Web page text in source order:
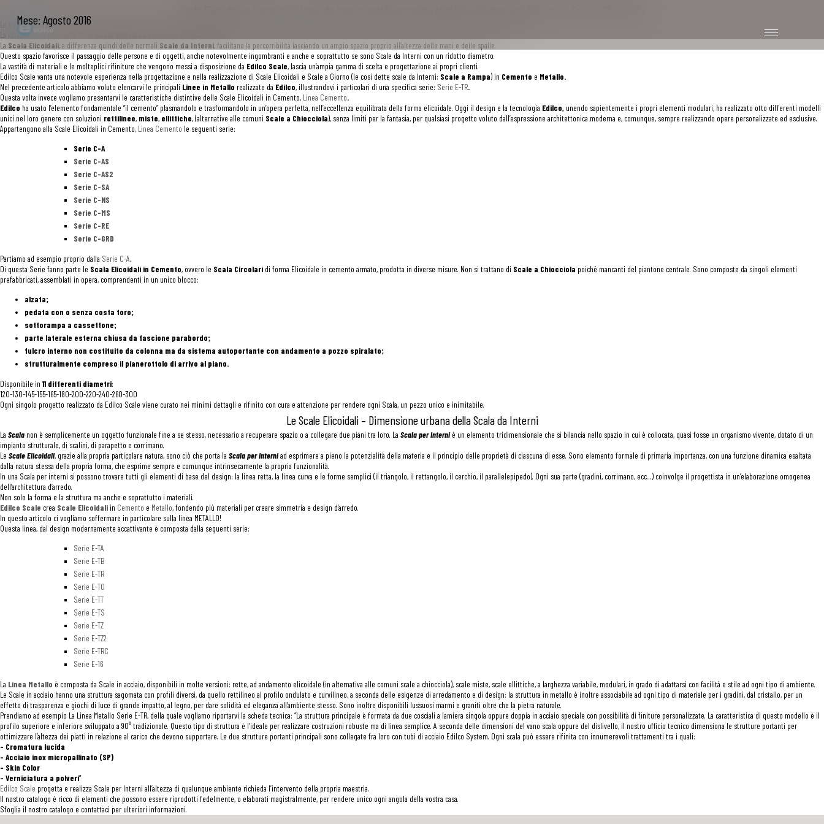
Mese: Agosto 2016
Scala Elicoidaleè nata inizialmente per recuperare spazio, ma la l’elegante e sinuosa forma a spirale, l’ha resa l’elemento decorativo per eccellenza per ambienti domestici e non.
La caratteristica principale delle
La Scala Elicoidali, a differenza quindi delle normali Scale da Interni, facilitano la percorribilità lasciando un ampio spazio proprio all’altezza delle mani e delle spalle.
Questo spazio favorisce il passaggio delle persone e di oggetti, anche notevolmente ingombranti e anche e soprattutto se sono Scale da Interni con un ridotto diametro.
La vastità di materiali e le molteplici rifiniture che vengono messi a disposizione da Edilco Scale, lascia un’ampia gamma di scelta e progettazione ai propri clienti.
Edilco Scale vanta una notevole esperienza nella progettazione e nella realizzazione di Scale Elicoidali e Scale a Giorno (le cosi dette scale da Interni: Scale a Rampa) in Cemento e Metallo.
Nel precedente articolo abbiamo voluto elencarvi le principali Linee in Metallo realizzate da Edilco, illustrandovi i particolari di una specifica serie: Serie E-TR.
Questa volta invece vogliamo presentarvi le caratteristiche distintive delle Scale Elicoidali in Cemento, Linea Cemento.
Edilco ha usato l’elemento fondamentale “il cemento” plasmandolo e trasformandolo in un’opera perfetta, nell’eccellenza equilibrata della forma elicoidale. Oggi il design e la tecnologia Edilco, unendo sapientemente i propri elementi modulari, ha realizzato otto differenti modelli
unici nel loro genere con soluzioni rettilinee, miste, ellittiche, (alternative alle comuni Scale a Chiocciola), senza limiti per la fantasia, per qualsiasi progetto voluto dall’espressione architettonica moderna e, comunque, sempre realizzando opere personalizzate ed esclusive.
Appartengono alla Scale Elicoidali in Cemento, Linea Cemento le seguenti serie:
Serie C-A
Serie C-AS
Serie C-AS2
Serie C-SA
Serie C-NS
Serie C-MS
Serie C-RE
Serie C-GRD
Partiamo ad esempio proprio dalla Serie C-A.
Di questa Serie fanno parte le Scala Elicoidali in Cemento, ovvero le Scala Circolari di forma Elicoidale in cemento armato, prodotta in diverse misure. Non si trattano di Scale a Chiocciola poiché mancanti del piantone centrale. Sono composte da singoli elementi
prefabbricati, assemblati in opera, comprendenti in un unico blocco:
alzata;
pedata con o senza costa toro;
sottorampa a cassettone;
parte laterale esterna chiusa da fascione parabordo;
fulcro interno non costituito da colonna ma da sistema autoportante con andamento a pozzo spiralato;
strutturalmente compreso il pianerottolo di arrivo al piano.
Disponibile in11 differenti diametri:
120-130-145-155-165-180-200-220-240-260-300
Ogni singolo progetto realizzato da Edilco Scale viene curato nei minimi dettagli e rifinito con cura e attenzione per rendere ogni Scala, un pezzo unico e inimitabile.
Le Scale Elicoidali – Dimensione urbana della Scala da Interni
La Scala non è semplicemente un oggetto funzionale fine a se stesso, necessario a recuperare spazio o a collegare due piani tra loro. La Scala per Interni è un elemento tridimensionale che si bilancia nello spazio in cui è collocata, quasi fosse un organismo vivente, dotato di un
impianto strutturale, di scalini, di parapetto e corrimano.
Le Scale Elicoidali, grazie alla propria particolare natura, sono ciò che porta la Scala per Interniad esprimere a pieno la potenzialità della materia e il principio delle proprietà di ciascuna di esse. Sono elemento formale di primaria importanza, con una funzione dinamica esaltata
dalla natura stessa della propria forma, che esprime sempre e comunque intrinsecamente la propria funzionalità.
In una Scala per interni si possono trovare tutti gli elementi di base del design: la linea retta, la linea curva e le forme semplici (il triangolo, il rettangolo, il cerchio, il parallelepipedo). Ogni sua parte (gradini, corrimano, ecc…) coinvolge il progettista in un’elaborazione omogenea
dell’architettura d’arredo.
Non solo la forma e la struttura ma anche e soprattutto i materiali.
Edilco Scale crea Scale Elicoidali in Cemento e Metallo, fondendo più materiali per creare simmetria e design d’arredo.
In questo articolo ci vogliamo soffermare in particolare sulla linea METALLO!
Questa linea, dal design modernamente accattivante è composta dalla seguenti serie:
Serie E-TA
Serie E-TB
Serie E-TR
Serie E-TO
Serie E-TT
Serie E-TS
Serie E-TZ
Serie E-TZ2
Serie E-TRC
Serie E-16
La Linea Metallo è composta da Scale in acciaio, disponibili in molte versioni: rette, ad andamento elicoidale (in alternativa alle comuni scale a chiocciola), scale miste, scale ellittiche, a larghezza variabile, modulari, in grado di adattarsi con facilità e stile ad ogni tipo di ambiente.
Le Scale in acciaio hanno una struttura sagomata con profili diversi, da quello rettilineo al profilo ondulato e curvilineo, a seconda delle esigenze di arredamento e di design: la struttura in metallo è inoltre associabile ad ogni tipo di materiale per i gradini, dal cristallo, per un
effetto di trasparenza e giochi di luce di grande impatto, al legno, per dare solidità ed eleganza all’ambiente stesso. Sono inoltre disponibili lussuosi marmi e graniti oltre che la pietra naturale.
Prendiamo ad esempio La Linea Metallo Serie E-TR, della quale vogliamo riportarvi la scheda tecnica: “La struttura principale è formata da due cosciali a lamiera singola oppure doppia in acciaio speciale con possibilità di finiture personalizzate. La caratteristica di questo modello è il
profilo superiore e inferiore sviluppato a 90° tradizionale. Questo tipo di struttura è l’ideale per realizzare costruzioni robuste ma di linea semplice. A seconda delle dimensioni del vano scala oppure del dislivello, il nostro ufficio tecnico dimensiona le strutture portanti per
ottimizzare l’altezza dei piatti in relazione al carico che devono supportare. Le due strutture portanti principali sono collegate fra loro con tubi di acciaio Edilco System. Ogni scala può essere rifinita con innumerevoli trattamenti tra i quali:
– Cromatura lucida
– Acciaio inox micropallinato (SP)
– Skin Color
– Verniciatura a polveri”
Edilco Scale progetta e realizza Scale per Interni all’altezza di qualunque ambiente richieda l’intervento della propria maestria.
Il nostro catalogo è ricco di elementi che possono essere riprodotti fedelmente, o elaborati magistralmente, per rendere unico ogni angola della vostra casa.
Sfoglia il nostro catalogo e contattaci per ulteriori informazioni.